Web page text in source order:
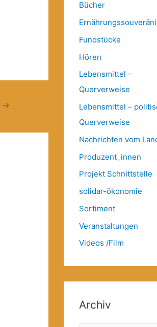
→
Bücher
Fundstücke
Hören
Lebensmittel –
Querverweise
Lebensmittel –
Querverweise
Nachrichten vom
Produzent_innen
Projekt Schnittstelle
solidar-ökonomie
Sortiment
Veranstaltungen
Videos /Film
Archiv